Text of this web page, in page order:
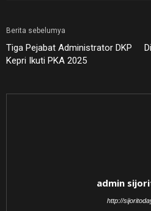
Berita sebelumya
Tiga Pejabat Administrator DKP
Kepri Ikuti PKA 2025
admin
http://